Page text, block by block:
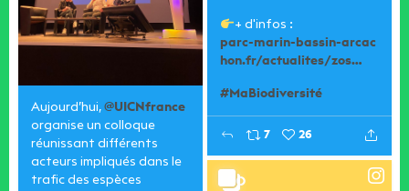
+ d'infos :
parc-marin-bassin-arcac
hon.fr/actualites/zos…
#MaBiodiversité
7 26
Aujourd’hui,@UICNfrance
organise un colloque
réunissant différents
acteurs impliqués dans le
trafic des espèces
LPO